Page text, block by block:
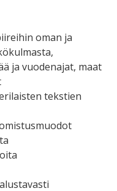
oman ja
ja vuodenajat, maat
tekstien